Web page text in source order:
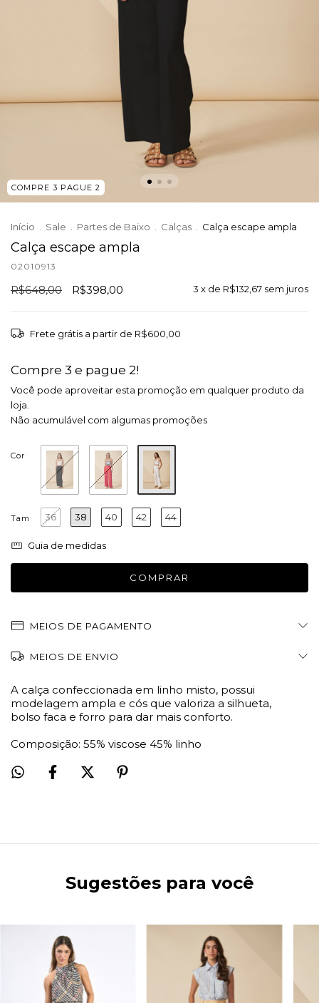
COMPRE 3 PAGUE 2
Início Sale Partes de Baixo Calças Calça escape ampla
Calça escape ampla
02010913
R$648,00 R$398,00 3 x de R$132,67 sem juros
Frete grátis a partir de R$600,00
Compre 3 e pague 2!
Você pode aproveitar esta promoção em qualquer produto da
loja.
Não acumulável com algumas promoções
Cor
Tam 36 38 40 42 44
Guia de medidas
MEIOS DE PAGAMENTO
MEIOS DE ENVIO
A calça confeccionada em linho misto, possui
modelagem ampla e cós que valoriza a silhueta,
bolso faca e forro para dar mais conforto.
Composição: 55% viscose 45% linho
Sugestões para você